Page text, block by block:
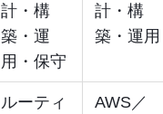
計・構
築・運
用・保守
計・構
築・運用
ルーティ
AWS／